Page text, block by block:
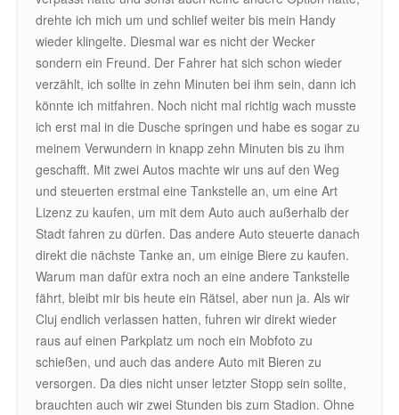
drehte ich mich um und schlief weiter bis mein Handy
wieder klingelte. Diesmal war es nicht der Wecker
sondern ein Freund. Der Fahrer hat sich schon wieder
verzählt, ich sollte in zehn Minuten bei ihm sein, dann ich
könnte ich mitfahren. Noch nicht mal richtig wach musste
ich erst mal in die Dusche springen und habe es sogar zu
meinem Verwundern in knapp zehn Minuten bis zu ihm
geschafft. Mit zwei Autos machte wir uns auf den Weg
und steuerten erstmal eine Tankstelle an, um eine Art
Lizenz zu kaufen, um mit dem Auto auch außerhalb der
Stadt fahren zu dürfen. Das andere Auto steuerte danach
direkt die nächste Tanke an, um einige Biere zu kaufen.
Warum man dafür extra noch an eine andere Tankstelle
fährt, bleibt mir bis heute ein Rätsel, aber nun ja. Als wir
Cluj endlich verlassen hatten, fuhren wir direkt wieder
raus auf einen Parkplatz um noch ein Mobfoto zu
schießen, und auch das andere Auto mit Bieren zu
versorgen. Da dies nicht unser letzter Stopp sein sollte,
brauchten auch wir zwei Stunden bis zum Stadion. Ohne